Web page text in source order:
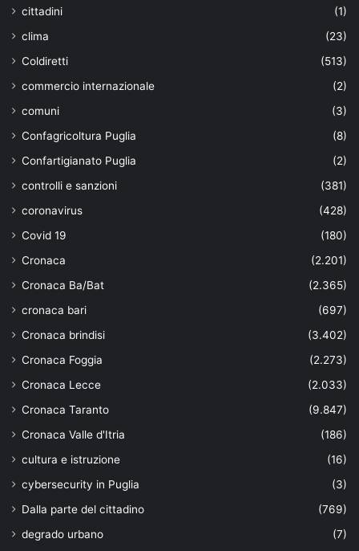
cittadini
(1)
clima
(23)
Coldiretti
(513)
commercio internazionale
(2)
comuni
(3)
Confagricoltura Puglia
(8)
Confartigianato Puglia
(2)
controlli e sanzioni
(381)
coronavirus
(428)
Covid 19
(180)
Cronaca
(2.201)
Cronaca Ba/Bat
(2.365)
cronaca bari
(697)
Cronaca brindisi
(3.402)
Cronaca Foggia
(2.273)
Cronaca Lecce
(2.033)
Cronaca Taranto
(9.847)
Cronaca Valle d'Itria
(186)
cultura e istruzione
(16)
cybersecurity in Puglia
(3)
Dalla parte del cittadino
(769)
degrado urbano
(7)